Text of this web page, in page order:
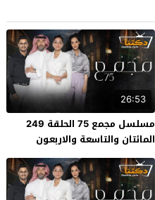
26:53
مسلسل مجمع 75 الحلقة 249
المائتان والتاسعة والاربعون